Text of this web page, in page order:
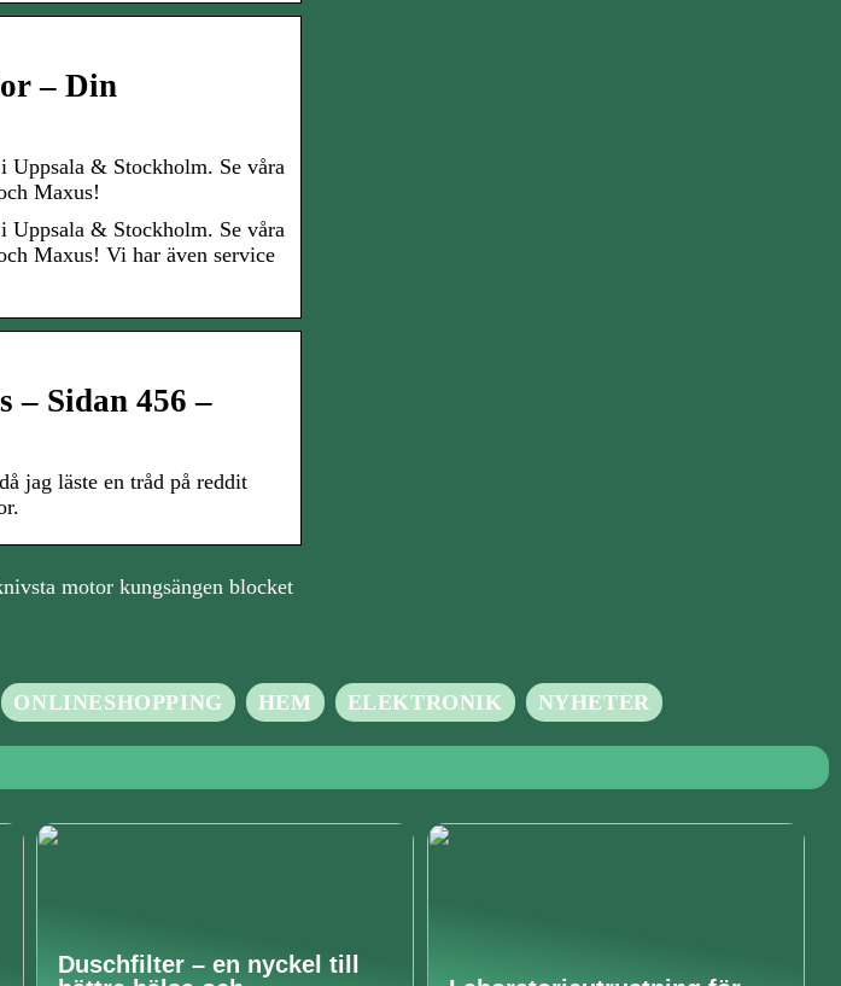
– Din
Uppsala & Stockholm. Se våra
Maxus!
Uppsala & Stockholm. Se våra
Maxus! Vi har även service
– Sidan 456 –
jag läste en tråd på reddit
motor kungsängen blocket
ONLINESHOPPING HEM ELEKTRONIK NYHETER
Duschfilter – en nyckel till